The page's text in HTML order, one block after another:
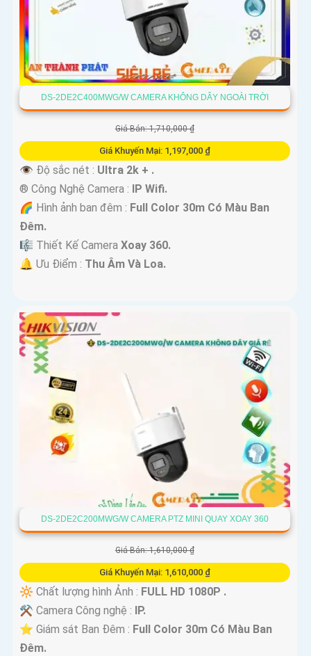
DS-2DE2C400MWG/W CAMERA KHÔNG DÂY NGOÀI TRỜI
Giá Bán: 1,710,000 ₫
Giá Khuyến Mại: 1,197,000 ₫
👁 Độ sắc nét : Ultra 2k + .
®️ Công Nghệ Camera :
IP Wifi.
🌈 Hình ảnh ban đêm : Full Color 30m Có Màu Ban
Ðêm.
🎼️ Thiết Kế Camera Xoay 360.
️🔔 Ưu Điểm : Thu Âm Và Loa.
DS-2DE2C200MWG/W CAMERA PTZ MINI QUAY XOAY 360
Giá Bán: 1,610,000 ₫
Giá Khuyến Mại: 1,610,000 ₫
🔆 Chất lượng hình Ảnh : FULL HD 1080P .
⚒ Camera Công nghệ :
IP.
⭐ Giám sát Ban Đêm : Full Color 30m Có Màu Ban
Ðêm.